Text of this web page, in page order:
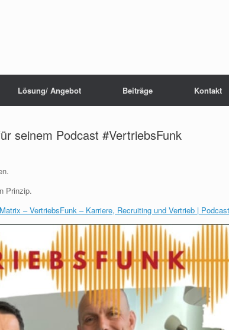
Lösung/ Angebot Beiträge Kontakt
seinem Podcast #VertriebsFunk
Prinzip.
– VertriebsFunk – Karriere, Recruiting und Vertrieb |